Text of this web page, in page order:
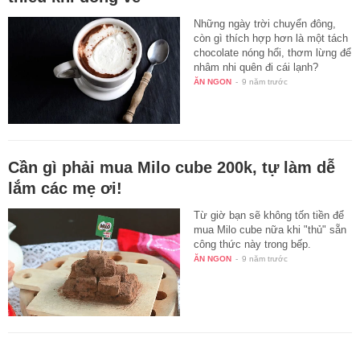
Những ngày trời chuyển đông,
còn gì thích hợp hơn là một tách
chocolate nóng hổi, thơm lừng để
nhâm nhi quên đi cái lạnh?
ĂN NGON - 9 năm trước
Cần gì phải mua Milo cube 200k, tự làm dễ
lắm các mẹ ơi!
Từ giờ bạn sẽ không tốn tiền để
mua Milo cube nữa khi "thủ" sẵn
công thức này trong bếp.
ĂN NGON - 9 năm trước